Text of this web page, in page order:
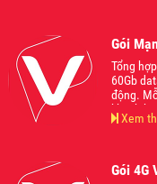
Gói
Tổng
60Gb
động.
khách
các nền
Xem
Gói 4G